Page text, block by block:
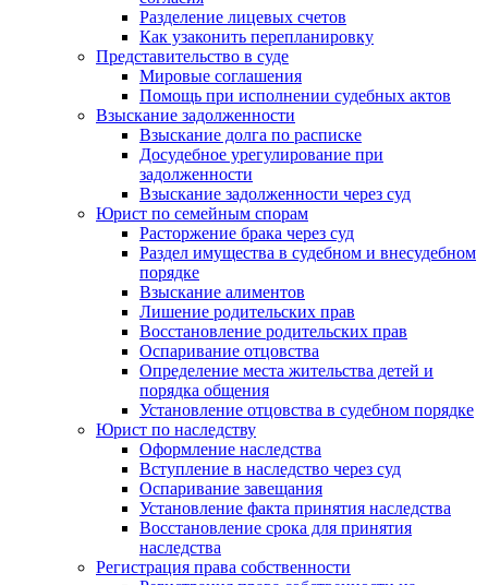
Разделение лицевых счетов
Как узаконить перепланировку
Представительство в суде
Мировые соглашения
Помощь при исполнении судебных актов
Взыскание задолженности
Взыскание долга по расписке
Досудебное урегулирование при
задолженности
Взыскание задолженности через суд
Юрист по семейным спорам
Расторжение брака через суд
Раздел имущества в судебном и внесудебном
порядке
Взыскание алиментов
Лишение родительских прав
Восстановление родительских прав
Оспаривание отцовства
Определение места жительства детей и
порядка общения
Установление отцовства в судебном порядке
Юрист по наследству
Оформление наследства
Вступление в наследство через суд
Оспаривание завещания
Установление факта принятия наследства
Восстановление срока для принятия
наследства
Регистрация права собственности